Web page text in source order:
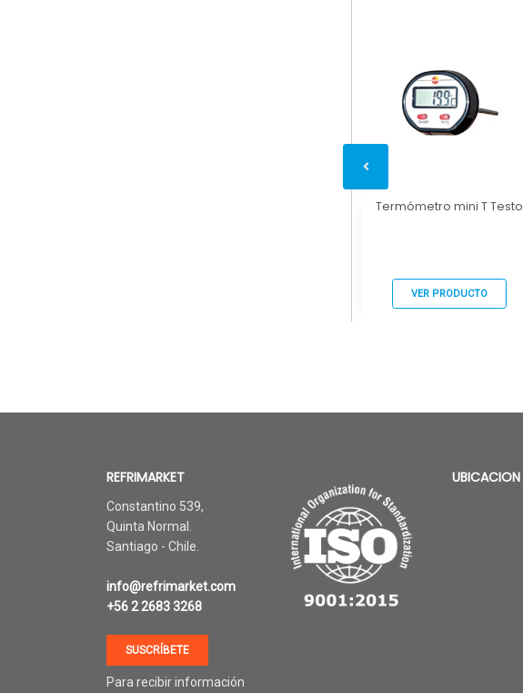
Termómetro mini T Testo
VER PRODUCTO
REFRIMARKET
Constantino 539,
Quinta Normal.
Santiago - Chile.
info@refrimarket.com
+56 2 2683 3268
SUSCRÍBETE
Para recibir información
UBICACION